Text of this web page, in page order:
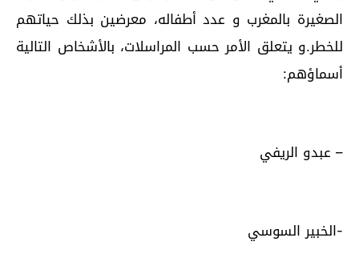
الصغيرة بالمغرب و عدد أطفاله، معرضين بذلك حياتهم
للخطر.و يتعلق الأمر حسب المراسلات، بالأشخاص التالية
أسماؤهم:
– عبدو الريفي
-الخبير السوسي